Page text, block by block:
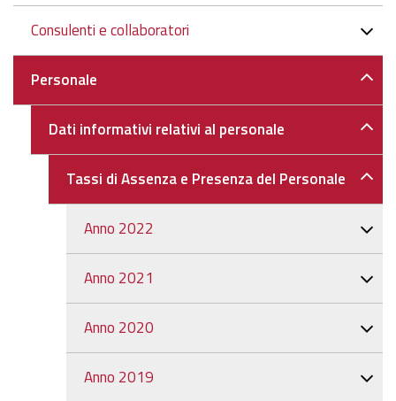
Consulenti e collaboratori
Personale
Dati informativi relativi al personale
Tassi di Assenza e Presenza del Personale
Anno 2022
Anno 2021
Anno 2020
Anno 2019